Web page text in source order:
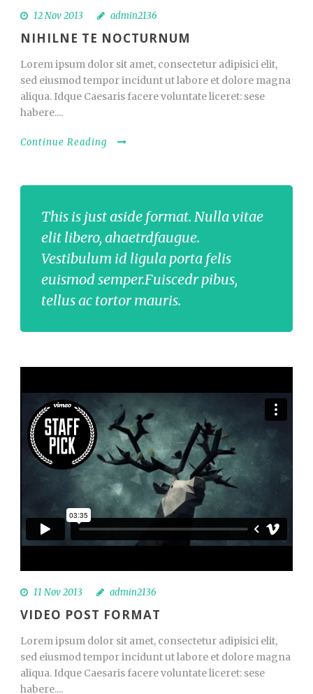
12 Nov 2013 admin2136
NIHILNE TE NOCTURNUM
Lorem ipsum dolor sit amet, consectetur adipisici elit,
sed eiusmod tempor incidunt ut labore et dolore magna
aliqua. Idque Caesaris facere voluntate liceret: sese
habere....
Continue Reading
This is just aside format. Nulla vitae
elit libero, ahaetrdfaugue.
Vestibulum id ligula porta felis
euismod semper.Fuiscedr pibus,
tellus ac tortor mauris.
11 Nov 2013 admin2136
VIDEO POST FORMAT
Lorem ipsum dolor sit amet, consectetur adipisici elit,
sed eiusmod tempor incidunt ut labore et dolore magna
aliqua. Idque Caesaris facere voluntate liceret: sese
habere....